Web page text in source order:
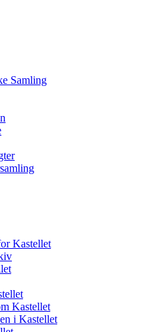
Samling
Kastellet
Kastellet
i Kastellet